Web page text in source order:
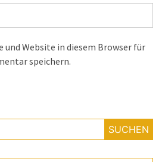
und Website in diesem Browser für
speichern.
SUCHEN